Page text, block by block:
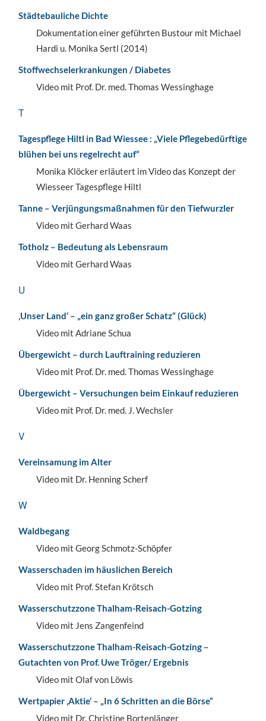
Städtebauliche Dichte
Dokumentation einer geführten Bustour mit Michael
Hardi u. Monika Sertl (2014)
Stoffwechselerkrankungen / Diabetes
Video mit Prof. Dr. med. Thomas Wessinghage
T
Tagespflege Hiltl in Bad Wiessee : „Viele Pflegebedürftige
blühen bei uns regelrecht auf“
Monika Klöcker erläutert im Video das Konzept der
Wiesseer Tagespflege Hiltl
Tanne – Verjüngungsmaßnahmen für den Tiefwurzler
Video mit Gerhard Waas
Totholz – Bedeutung als Lebensraum
Video mit Gerhard Waas
U
‚Unser Land‘ – „ein ganz großer Schatz“ (Glück)
Video mit Adriane Schua
Übergewicht – durch Lauftraining reduzieren
Video mit Prof. Dr. med. Thomas Wessinghage
Übergewicht – Versuchungen beim Einkauf reduzieren
Video mit Prof. Dr. med. J. Wechsler
V
Vereinsamung im Alter
Video mit Dr. Henning Scherf
W
Waldbegang
Video mit Georg Schmotz-Schöpfer
Wasserschaden im häuslichen Bereich
Video mit Prof. Stefan Krötsch
Wasserschutzzone Thalham-Reisach-Gotzing
Video mit Jens Zangenfeind
Wasserschutzzone Thalham-Reisach-Gotzing –
Gutachten von Prof. Uwe Tröger/ Ergebnis
Video mit Olaf von Löwis
Wertpapier ‚Aktie‘ – „In 6 Schritten an die Börse“
Video mit Dr. Christine Bortenlänger